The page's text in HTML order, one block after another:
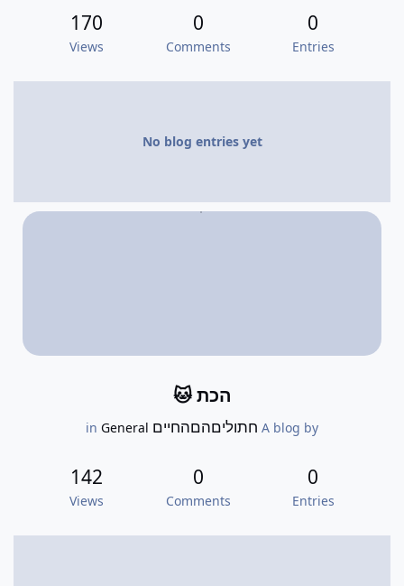
0
Entries
0
Comments
170
Views
No blog entries yet
הכת 🐱
A blog by חתוליםהםהחיים General
0
Entries
0
Comments
142
Views